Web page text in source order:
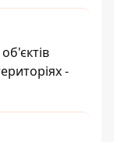
-